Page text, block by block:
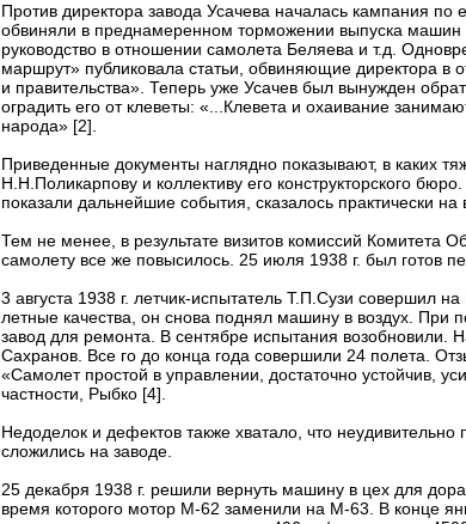
Против директора завода Усачева началась кампания по
обвиняли в преднамеренном торможении выпуска машин
руководство в отношении самолета Беляева и т.д.
маршрут» публиковала статьи, обвиняющие директора в
и правительства». Теперь уже Усачев был вынужден
оградить его от клеветы: «...Клевета и охаивание
народа» [2].
Приведенные документы наглядно показывают, в каких
Н.Н.Поликарпову и коллективу его конструкторского
показали дальнейшие события, сказалось практически
Тем не менее, в результате визитов комиссий Комитета
самолету все же повысилось. 25 июля 1938 г. был готов
3 августа 1938 г. летчик-испытатель Т.П.Сузи совершил
летные качества, он снова поднял машину в воздух. При
завод для ремонта. В сентябре испытания возобновили.
Сахранов. Все го до конца года совершили 24 полета.
«Самолет простой в управлении, достаточно устойчив,
частности, Рыбко [4].
Недоделок и дефектов также хватало, что неудивительно
сложились на заводе.
25 декабря 1938 г. решили вернуть машину в цех для
время которого мотор М-62 заменили на М-63. В конце